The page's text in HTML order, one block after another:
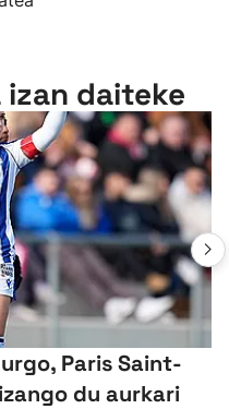
izan daiteke
Paris Saint-
du aurkari